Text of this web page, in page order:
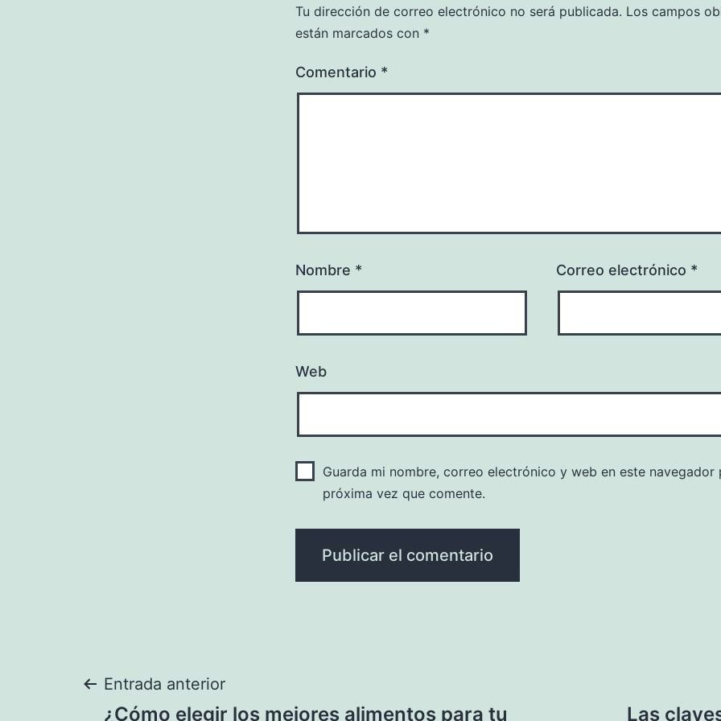
Tu dirección de correo electrónico no será publicada. Los campos
están marcados con *
Comentario *
Nombre * Correo electrónico *
Web
Guarda mi nombre, correo electrónico y web en este navegador
próxima vez que comente.
Navegación
Entrada anterior
¿Cómo elegir los mejores alimentos para tu Las